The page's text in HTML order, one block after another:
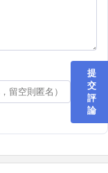
提
交
評
論